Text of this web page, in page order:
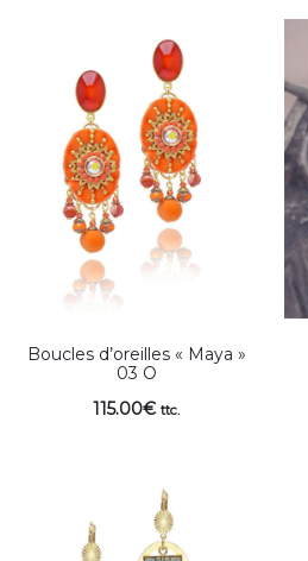
Boucles d’oreilles « Maya »
03 O
115.00€ ttc.